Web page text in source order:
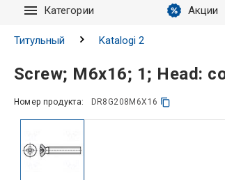
Категории Акции
Запросы
Титульный Katalogi 2
Screw; M6x16; 1; Head:
Номер продукта: DR8G208M6X16